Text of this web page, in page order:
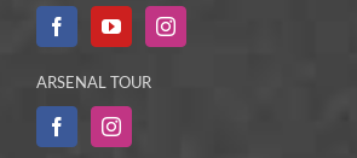
ARSENAL TOUR